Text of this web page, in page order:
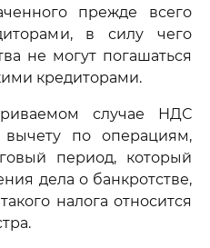
прежде всего
в силу чего
не могут погашаться
кредиторами.
случае НДС
по операциям,
период, который
дела о банкротстве,
налога относится